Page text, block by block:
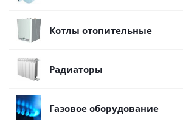
Котлы отопительные
Радиаторы
Газовое оборудование